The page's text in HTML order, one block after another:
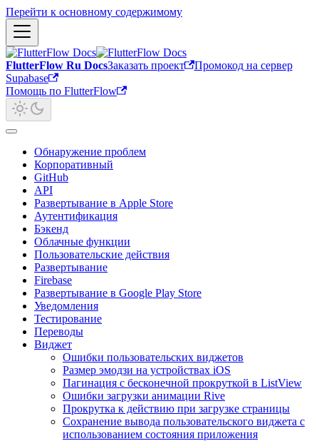
Перейти к основному содержимому
FlutterFlow Ru DocsЗаказать проект
Промокод на сервер
Supabase
Помощь по FlutterFlow
Обнаружение проблем
Корпоративный
GitHub
API
Развертывание в Apple Store
Аутентификация
Бэкенд
Облачные функции
Пользовательские действия
Развертывание
Firebase
Развертывание в Google Play Store
Уведомления
Тестирование
Переводы
Виджет
Ошибки пользовательских виджетов
Размер эмодзи на устройствах iOS
Пагинация с бесконечной прокруткой в ListView
Ошибки загрузки анимации Rive
Прокрутка к действию при загрузке страницы
Сохранение вывода пользовательского виджета с
использованием состояния приложения